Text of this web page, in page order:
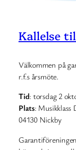
Kallelse
Välkommen på
r.f.s årsmöte.
Tid: torsdag 2
Plats: Musikklass
04130 Nickby